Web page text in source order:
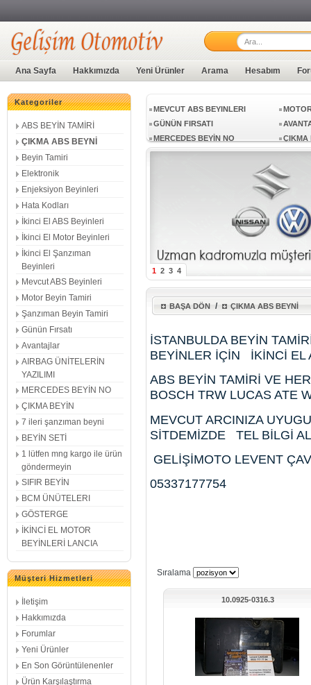
Ana Sayfa Hakkımızda Yeni Ürünler Arama Hesabım
Kategoriler
ABS BEYİN TAMİRİ
ÇIKMA ABS BEYNİ
Beyin Tamiri
Elektronik
Enjeksiyon Beyinleri
Hata Kodları
İkinci El ABS Beyinleri
İkinci El Motor Beyinleri
İkinci El Şanzıman
Beyinleri
Mevcut ABS Beyinleri
Motor Beyin Tamiri
Şanzıman Beyin Tamiri
Günün Fırsatı
Avantajlar
AIRBAG ÜNİTELERİN
YAZILIMI
MERCEDES BEYİN NO
ÇIKMA BEYİN
7 ileri şanzıman beyni
BEYİN SETİ
1 lütfen mng kargo ile ürün
göndermeyin
SIFIR BEYİN
BCM ÜNÜTELERI
GÖSTERGE
İKİNCİ EL MOTOR
BEYİNLERİ LANCIA
Müşteri Hizmetleri
İletişim
Hakkımızda
Forumlar
Yeni Ürünler
En Son Görüntülenenler
Ürün Karşılaştırma
ELEKTRONIK
BEYİN SETİ
1
ÇIKMA
İKINCI EL ABS BEYINLERI
İKINCI
1 2 3 4
BAŞA DÖN / ÇIKMA ABS BEYNİ
İSTANBULDA BEYİN
BEYİNLER İÇİN İKİNCİ EL
ABS BEYİN TAMİRİ VE
BOSCH TRW LUCAS ATE
MEVCUT ARCINIZA
SİTDEMİZDE TEL BİLGİ
GELİŞİMOTO LEVENT
05337177754
Sıralama
10.0925-0316.3